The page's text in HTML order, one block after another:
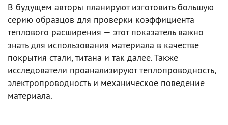
В будущем авторы планируют изготовить большую
серию образцов для проверки коэффициента
теплового расширения — этот показатель важно
знать для использования материала в качестве
покрытия стали, титана и так далее. Также
исследователи проанализируют теплопроводность,
электропроводность и механическое поведение
материала.